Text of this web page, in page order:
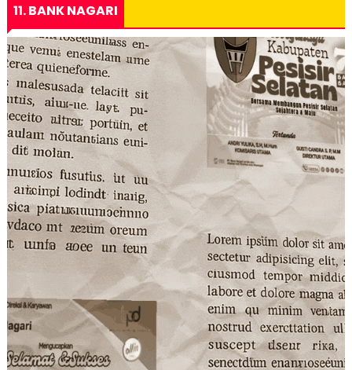
11. BANK NAGARI